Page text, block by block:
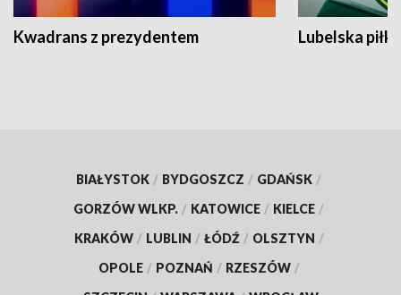
Kwadrans z prezydentem Lubelska piłka
BIAŁYSTOK / BYDGOSZCZ / GDAŃSK /
GORZÓW WLKP. / KATOWICE / KIELCE /
KRAKÓW / LUBLIN / ŁÓDŹ / OLSZTYN /
OPOLE / POZNAŃ / RZESZÓW /